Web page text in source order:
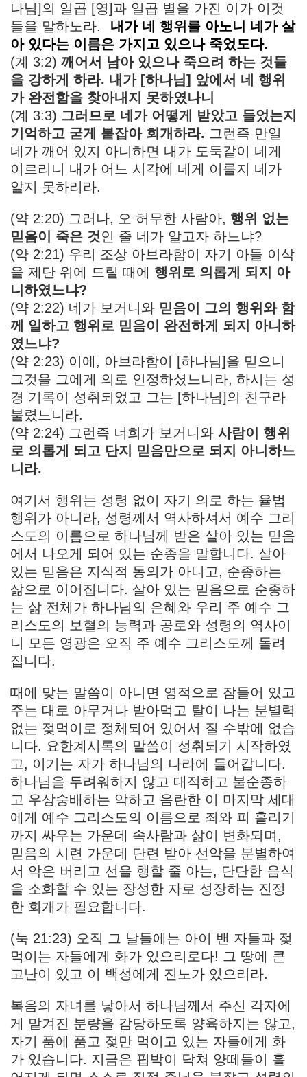
나님]의 일곱 [영]과 일곱 별을 가진 이가 이것
들을 말하노라.
내가 네 행위를 아노니 네가 살
아 있다는 이름은 가지고 있으나 죽었도다.
(계 3:2) 깨어서 남아 있으나 죽으려 하는 것들
을 강하게 하라. 내가 [하나님] 앞에서 네 행위
가 완전함을 찾아내지 못하였나니
(계 3:3) 그러므로 네가 어떻게 받았고 들었는지
기억하고 굳게 붙잡아 회개하라. 그런즉 만일
네가 깨어 있지 아니하면 내가 도둑같이 네게
이르리니 내가 어느 시각에 네게 이를지 네가
알지 못하리라.
(약 2:20) 그러나, 오 허무한 사람아, 행위 없는
믿음이 죽은 것인 줄 네가 알고자 하느냐?
(약 2:21) 우리 조상 아브라함이 자기 아들 이삭
을 제단 위에 드릴 때에 행위로 의롭게 되지 아
니하였느냐?
(약 2:22) 네가 보거니와 믿음이 그의 행위와 함
께 일하고 행위로 믿음이 완전하게 되지 아니하
였느냐?
(약 2:23) 이에, 아브라함이 [하나님]을 믿으니
그것을 그에게 의로 인정하셨느니라, 하시는 성
경 기록이 성취되었고 그는 [하나님]의 친구라
불렸느니라.
(약 2:24) 그런즉 너희가 보거니와 사람이 행위
로 의롭게 되고 단지 믿음만으로 되지 아니하느
니라.
여기서 행위는 성령 없이 자기 의로 하는 율법
행위가 아니라, 성령께서 역사하셔서 예수 그리
스도의 이름으로 하나님께 받은 살아 있는 믿음
에서 나오게 되어 있는 순종을 말합니다. 살아
있는 믿음은 지식적 동의가 아니고, 순종하는
삶으로 이어집니다. 살아 있는 믿음으로 순종하
는 삶 전체가 하나님의 은혜와 우리 주 예수 그
리스도의 보혈의 능력과 공로와 성령의 역사이
니 모든 영광은 오직 주 예수 그리스도께 돌려
집니다.
때에 맞는 말씀이 아니면 영적으로 잠들어 있고
주는 대로 아무거나 받아먹고 탈이 나는 분별력
없는 젖먹이로 정체되어 있어서 질 수밖에 없습
니다. 요한계시록의 말씀이 성취되기 시작하였
고, 이기는 자가 하나님의 나라에 들어갑니다.
하나님을 두려워하지 않고 대적하고 불순종하
고 우상숭배하는 악하고 음란한 이 마지막 세대
에게 예수 그리스도의 이름으로 죄와 피 흘리기
까지 싸우는 가운데 속사람과 삶이 변화되며,
믿음의 시련 가운데 단련 받아 선악을 분별하여
서 악은 버리고 선을 행할 줄 아는, 단단한 음식
을 소화할 수 있는 장성한 자로 성장하는 진정
한 회개가 필요합니다.
(눅 21:23) 오직 그 날들에는 아이 밴 자들과 젖
먹이는 자들에게 화가 있으리로다! 그 땅에 큰
고난이 있고 이 백성에게 진노가 있으리라.
복음의 자녀를 낳아서 하나님께서 주신 각자에
게 맡겨진 분량을 감당하도록 양육하지는 않고,
자기 품에 품고 젖만 먹이고 있는 자들에게 화
가 있습니다. 지금은 핍박이 닥쳐 양떼들이 흩